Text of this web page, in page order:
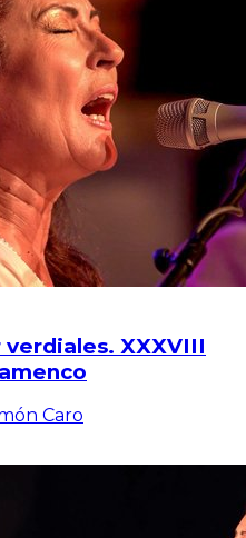
XXXVIII
Caro